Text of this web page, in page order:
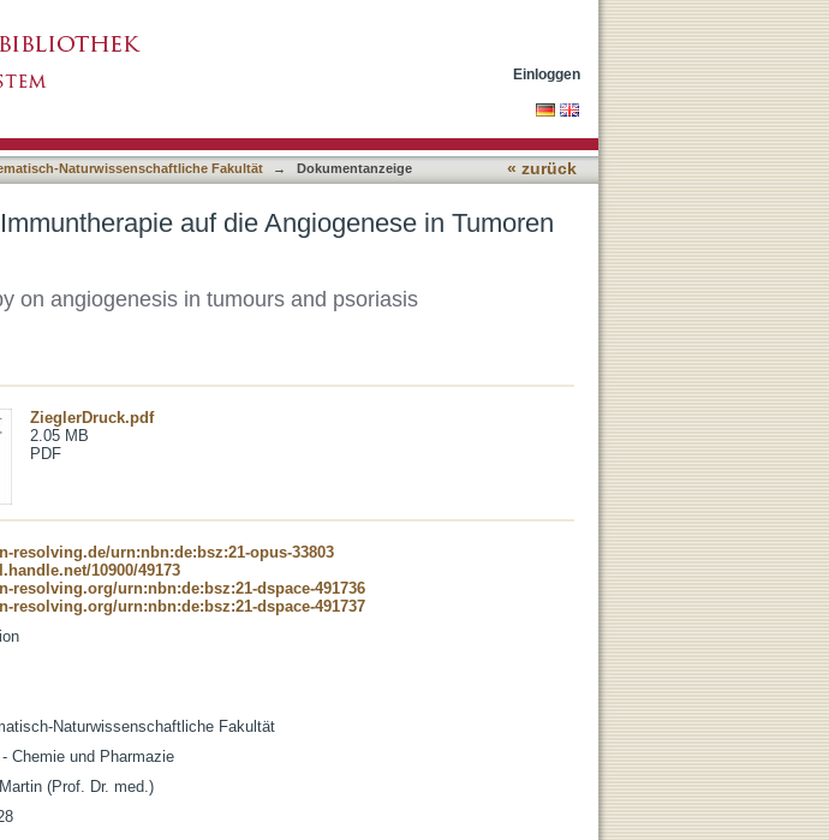
Einloggen
Naturwissenschaftliche Fakultät → Dokumentanzeige « zurück
auf die Angiogenese in Tumoren
on angiogenesis in tumours and psoriasis
ZieglerDruck.pdf
2.05 MB
PDF
resolving.de/urn:nbn:de:bsz:21-opus-33803
10900/49173
resolving.org/urn:nbn:de:bsz:21-dspace-491736
resolving.org/urn:nbn:de:bsz:21-dspace-491737
Naturwissenschaftliche Fakultät
Chemie und Pharmazie
(Prof. Dr. med.)